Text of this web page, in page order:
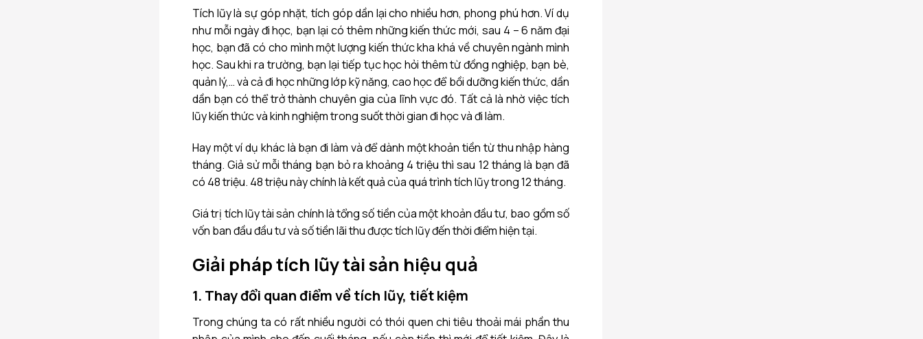
Tích lũy là sự góp nhặt, tích góp dần lại cho nhiều hơn, phong phú hơn. Ví dụ
như mỗi ngày đi học, bạn lại có thêm những kiến thức mới, sau 4 – 6 năm đại
học, bạn đã có cho mình một lượng kiến thức kha khá về chuyên ngành mình
học. Sau khi ra trường, bạn lại tiếp tục học hỏi thêm từ đồng nghiệp, bạn bè,
quản lý,… và cả đi học những lớp kỹ năng, cao học để bồi dưỡng kiến thức, dần
dần bạn có thể trở thành chuyên gia của lĩnh vực đó. Tất cả là nhờ việc tích
lũy kiến thức và kinh nghiệm trong suốt thời gian đi học và đi làm.
Hay một ví dụ khác là bạn đi làm và để dành một khoản tiền từ thu nhập hàng
tháng. Giả sử mỗi tháng bạn bỏ ra khoảng 4 triệu thì sau 12 tháng là bạn đã
có 48 triệu. 48 triệu này chính là kết quả của quá trình tích lũy trong 12 tháng.
Giá trị tích lũy tài sản chính là tổng số tiền của một khoản đầu tư, bao gồm số
vốn ban đầu đầu tư và số tiền lãi thu được tích lũy đến thời điểm hiện tại.
Giải pháp tích lũy tài sản hiệu quả
1. Thay đổi quan điểm về tích lũy, tiết kiệm
Trong chúng ta có rất nhiều người có thói quen chi tiêu thoải mái phần thu